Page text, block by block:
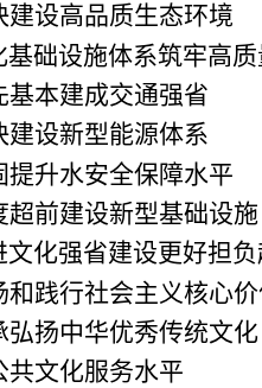
建设高品质生态环境
础设施体系筑牢高
基本建成交通强省
建设新型能源体系
提升水安全保障水平
超前建设新型基础设施
化强省建设更好担
和践行社会主义核心
弘扬中华优秀传统文化
共文化服务水平